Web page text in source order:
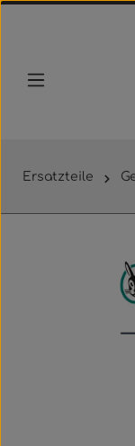
Zum Hauptinhalt
Ersatzteile